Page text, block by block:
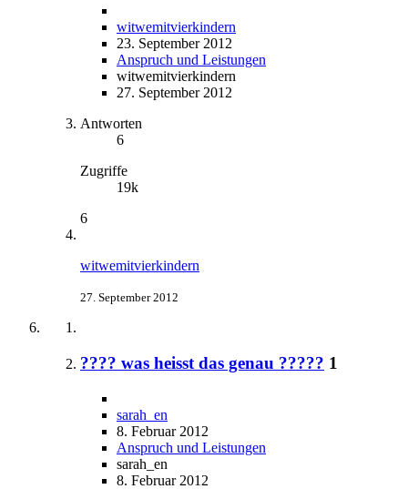
witwemitvierkindern
23. September 2012
Anspruch und Leistungen
witwemitvierkindern
27. September 2012
Antworten
6
Zugriffe
19k
6
witwemitvierkindern
27. September 2012
???? was heisst das genau ????? 1
sarah_en
8. Februar 2012
Anspruch und Leistungen
sarah_en
8. Februar 2012